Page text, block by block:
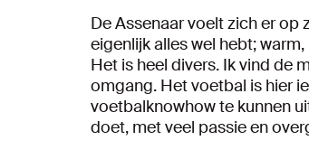
De Assenaar voelt zich er op
eigenlijk alles wel hebt;
Het is heel divers. Ik vind de
omgang. Het voetbal is hier
voetbalknowhow te kunnen
doet, met veel passie en